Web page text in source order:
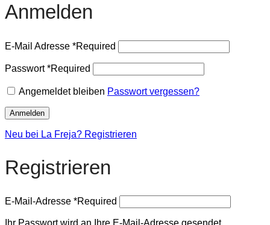
Anmelden
E-Mail Adresse *Required
Passwort*Required
Angemeldet bleiben Passwort vergessen?
Anmelden
Neu bei La Freja? Registrieren
Registrieren
E-Mail-Adresse *Required